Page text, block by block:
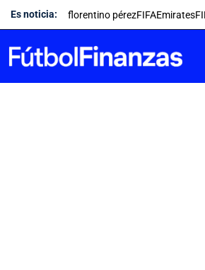
Saltar
al
contenido
Es noticia: florentino pérezFIFAEmirates